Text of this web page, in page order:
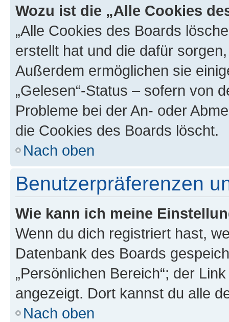
Wozu ist die „Alle Cookies
„Alle Cookies des Boards
erstellt hat und die dafür
Außerdem ermöglichen sie
„Gelesen“-Status – sofern von
Probleme bei der An- oder
die Cookies des Boards löscht.
Nach oben
Benutzerpräferenzen
Wie kann ich meine
Wenn du dich registriert hast,
Datenbank des Boards
„Persönlichen Bereich“; der
angezeigt. Dort kannst du alle
Nach oben